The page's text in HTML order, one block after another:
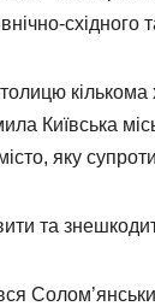
східного
кількома
Київська
яку
та